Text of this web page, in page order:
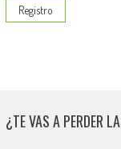
¿TE VAS A PERDER